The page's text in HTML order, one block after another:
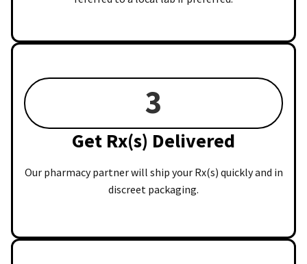
3
Get Rx(s) Delivered
Our pharmacy partner will ship your Rx(s) quickly and in
discreet packaging.